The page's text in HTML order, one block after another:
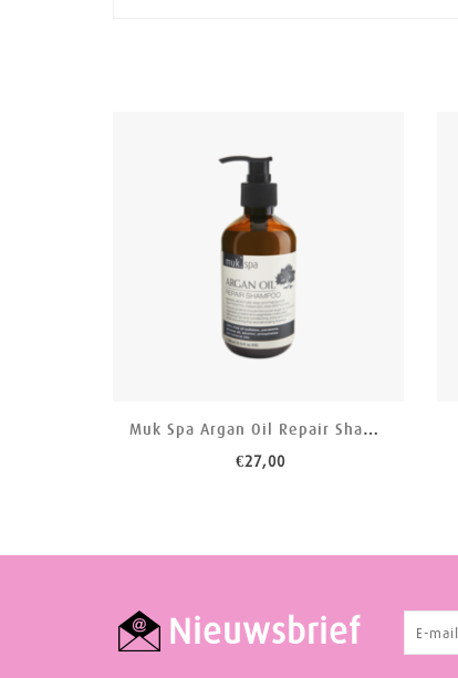
Muk Spa Argan Oil Repair Shampoo
€27,00
Nieuwsbrief